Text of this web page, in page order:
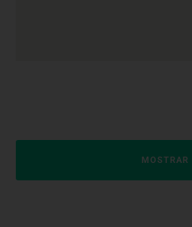
MOSTRAR